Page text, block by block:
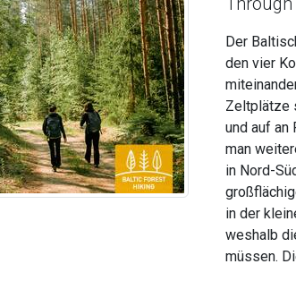
Der
den vier
Zeltplätze
und auf an
man
in Nord-
in der
weshalb
müssen.